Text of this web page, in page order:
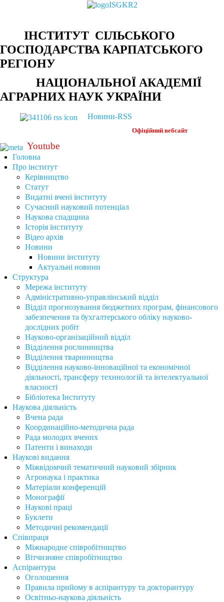
ІНСТИТУТ СІЛЬСЬКОГО
ГОСПОДАРСТВА КАРПАТСЬКОГО
РЕГІОНУ
НАЦІОНАЛЬНОЇ АКАДЕМІЇ
АГРАРНИХ НАУК УКРАЇНИ
Новини-RSS
Офіційний вебсайт
Youtube
Головна
Про інститут
Керівництво
Статут
Видатні вчені інституту
Сучасний науковий потенціал
Наукова спадщина
Історія інституту
Відео архів
Новини
Новини інституту
Актуальні новини
Структура
Мережа інституту
Адміністративно-управлінський відділ
Відділ прогнозування бюджетних програм, фінансового
забезпечення та бухгалтерського обліку науково-
дослідних робіт
Науково-організаційний відділ
Відділення рослинництва
Відділення тваринництва
Відділення науково-інноваційної та економічної
діяльності, трансферу техннологій та інтелектуальної
власності
Бібліотека Інституту
Наукова діяльність
Вчена рада
Координаційно-методична рада
Рада молодих вчених
Патенти і винаходи
Наукові видання
Міжвідомчий тематичний науковий збірник
Агронаука і практика
Матеріали конференцій
Монографії
Наукові праці
Буклети
Методичні рекомендації
Співпраця
Міжнародне співробітництво
Вітчизняне співробітництво
Аспірантура
Оголошення
Правила прийому в аспірантуру та докторантуру
Освітньо-наукова діяльність